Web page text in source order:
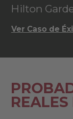
Hilton
Ver Caso de